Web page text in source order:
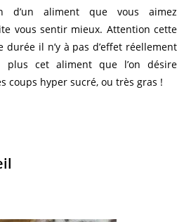
d’un aliment que vous aimez
vous sentir mieux. Attention cette
durée il n’y à pas d’effet réellement
cet aliment que l’on désire
coups hyper sucré, ou très gras !